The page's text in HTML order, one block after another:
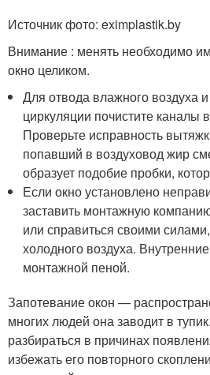
Источник фото: eximplastik.by
Внимание : менять необходимо
окно целиком.
Для отвода влажного воздуха
циркуляции почистите каналы
Проверьте исправность
попавший в воздуховод жир
образует подобие пробки,
Если окно установлено
заставить монтажную
или справиться своими
холодного воздуха.
монтажной пеной.
Запотевание окон —
многих людей она заводит в
разбираться в причинах
избежать его повторного